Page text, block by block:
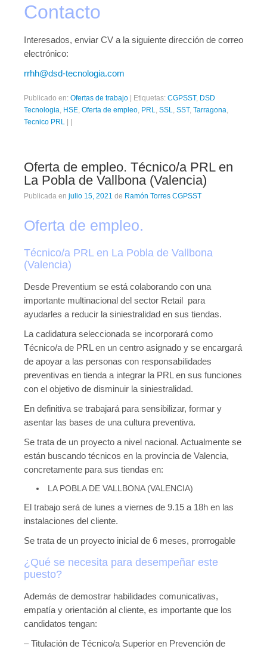
Contacto
Interesados, enviar CV a la siguiente dirección de correo
electrónico:
rrhh@dsd-tecnologia.com
Publicado en: Ofertas de trabajo | Etiquetas: CGPSST, DSD
Tecnologia HSE Oferta de empleo PRL SSL SST, Tarragona
Tecnico PRL | |
Oferta de empleo. Técnico/a PRL en
La Pobla de Vallbona (Valencia)
Publicada en julio 15, 2021 de Ramón Torres CGPSST
Oferta de empleo.
Técnico/a PRL en La Pobla de Vallbona
(Valencia)
Desde Preventium se está colaborando con una
importante multinacional del sector Retail para
ayudarles a reducir la siniestralidad en sus tiendas.
La cadidatura seleccionada se incorporará como
Técnico/a de PRL en un centro asignado y se encargará
de apoyar a las personas con responsabilidades
preventivas en tienda a integrar la PRL en sus funciones
con el objetivo de disminuir la siniestralidad.
En definitiva se trabajará para sensibilizar, formar y
asentar las bases de una cultura preventiva.
Se trata de un proyecto a nivel nacional. Actualmente se
están buscando técnicos en la provincia de Valencia,
concretamente para sus tiendas en:
LA POBLA DE VALLBONA (VALENCIA)
El trabajo será de lunes a viernes de 9.15 a 18h en las
instalaciones del cliente.
Se trata de un proyecto inicial de 6 meses, prorrogable
¿Qué se necesita para desempeñar este
puesto?
Además de demostrar habilidades comunicativas,
empatía y orientación al cliente, es importante que los
candidatos tengan:
– Titulación de Técnico/a Superior en Prevención de